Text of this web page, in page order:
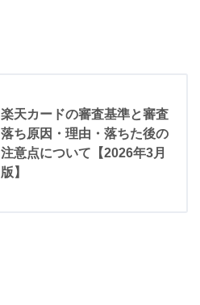
楽天カードの審査基準と審査
落ち原因・理由・落ちた後の
注意点について【2026年3月
版】